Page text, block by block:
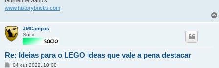
www.historybricks.com
JMCampos
Sócio
Re: Ideias para o LEGO Ideas que vale a pena destacar
Mensagem
04 out 2022, 10:00